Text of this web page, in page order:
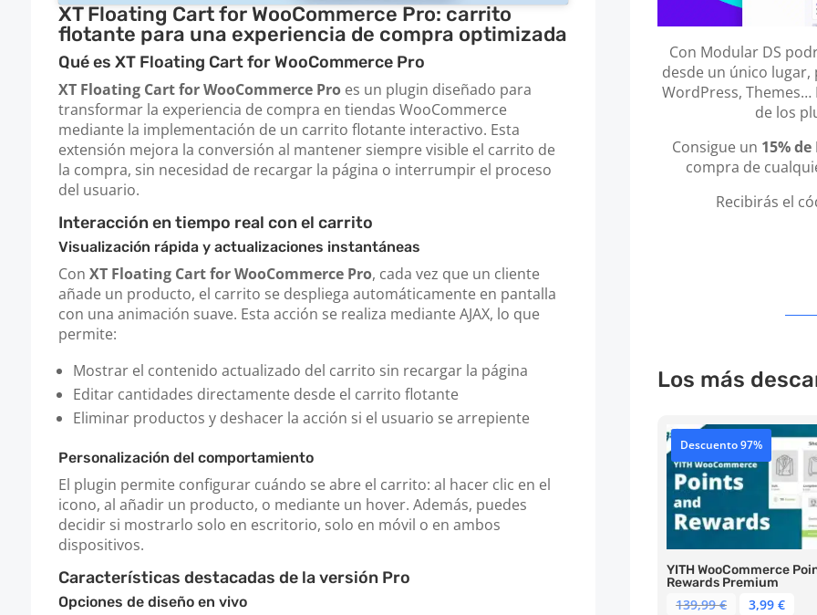
XT Floating Cart for WooCommerce Pro: carrito
flotante para una experiencia de compra optimizada
Qué es XT Floating Cart for WooCommerce Pro
XT Floating Cart for WooCommerce Proes un plugin diseñado para
transformar la experiencia de compra en tiendas WooCommerce
mediante la implementación de un carrito flotante interactivo. Esta
extensión mejora la conversión al mantener siempre visible el carrito de
la compra, sin necesidad de recargar la página o interrumpir el proceso
del usuario.
Interacción en tiempo real con el carrito
Visualización rápida y actualizaciones instantáneas
Con XT Floating Cart for WooCommerce Pro, cada vez que un cliente
añade un producto, el carrito se despliega automáticamente en pantalla
con una animación suave. Esta acción se realiza mediante AJAX, lo que
permite:
Mostrar el contenido actualizado del carrito sin recargar la página
Editar cantidades directamente desde el carrito flotante
Eliminar productos y deshacer la acción si el usuario se arrepiente
Personalización del comportamiento
El plugin permite configurar cuándo se abre el carrito: al hacer clic en el
icono, al añadir un producto, o mediante un hover. Además, puedes
decidir si mostrarlo solo en escritorio, solo en móvil o en ambos
dispositivos.
Características destacadas de la versión Pro
Opciones de diseño en vivo
Con Modular DS
desde un único lugar,
WordPress,
de los
Consigue un 15%
compra de
Recibirás el
Los más
Descuento 97%
YITH WooCommerce
Rewards Premium
139,99€
El3,99€